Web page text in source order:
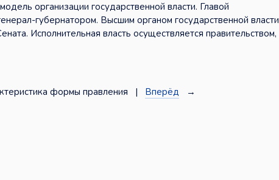
организации государственной власти. Главой
губернатором. Высшим органом государственной власти
Исполнительная власть осуществляется правительством,
формы правления | Вперёд →